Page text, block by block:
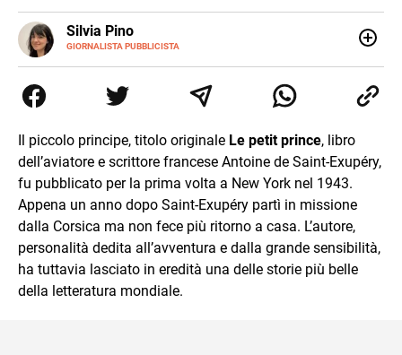
Silvia Pino
GIORNALISTA PUBBLICISTA
E-
MAIL
critica del testo perché stregata dalle parole, dalla
comunicazione per pura casualità. Leggo, indago e amo i
scrivere e non mi sono più fermata.
Il piccolo principe, titolo originale Le petit prince, libro
dell’aviatore e scrittore francese Antoine de Saint-Exupéry,
fu pubblicato per la prima volta a New York nel 1943.
Appena un anno dopo Saint-Exupéry partì in missione
dalla Corsica ma non fece più ritorno a casa. L’autore,
personalità dedita all’avventura e dalla grande sensibilità,
ha tuttavia lasciato in eredità una delle storie più belle
della letteratura mondiale.